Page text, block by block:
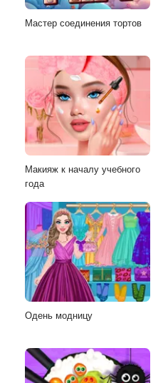
Мастер соединения тортов
Макияж к началу учебного
года
Одень модницу